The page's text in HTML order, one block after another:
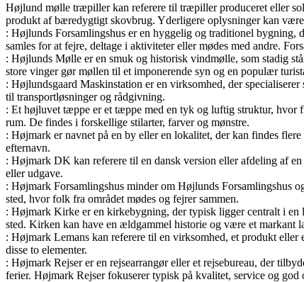
Højlund mølle træpiller kan referere til træpiller produceret eller
produkt af bæredygtigt skovbrug. Yderligere oplysninger kan
: Højlunds Forsamlingshus er en hyggelig og traditionel bygning,
samles for at fejre, deltage i aktiviteter eller mødes med andre.
: Højlunds Mølle er en smuk og historisk vindmølle, som stadig
store vinger gør møllen til et imponerende syn og en populær
: Højlundsgaard Maskinstation er en virksomhed, der
til transportløsninger og rådgivning.
: Et højluvet tæppe er et tæppe med en tyk og luftig struktur,
rum. De findes i forskellige stilarter, farver og mønstre.
: Højmark er navnet på en by eller en lokalitet, der kan findes
efternavn.
: Højmark DK kan referere til en dansk version eller afdeling af
eller udgave.
: Højmark Forsamlingshus minder om Højlunds Forsamlingshus
sted, hvor folk fra området mødes og fejrer sammen.
: Højmark Kirke er en kirkebygning, der typisk ligger centralt i en
sted. Kirken kan have en ældgammel historie og være et markant
: Højmark Lemans kan referere til en virksomhed, et produkt
disse to elementer.
: Højmark Rejser er en rejsearrangør eller et rejsebureau, der
ferier. Højmark Rejser fokuserer typisk på kvalitet, service og god